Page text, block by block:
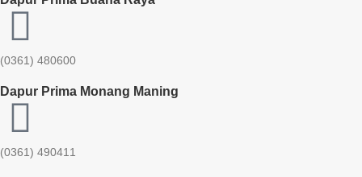
(0361) 480600
Dapur Prima Monang Maning
(0361) 490411​